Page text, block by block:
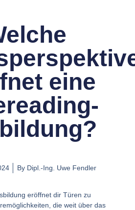
eine
ByDipl.-Ing. Uwe Fendler
eröffnet dir Türen zu
die weit über das